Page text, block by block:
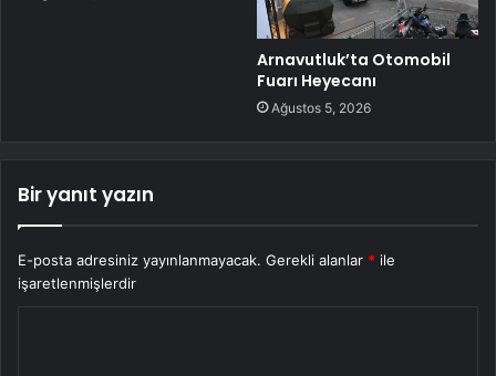
Arnavutluk’ta Otomobil
Fuarı Heyecanı
Ağustos 5, 2026
Bir yanıt yazın
E-posta adresiniz yayınlanmayacak. Gerekli alanlar * ile
işaretlenmişlerdir